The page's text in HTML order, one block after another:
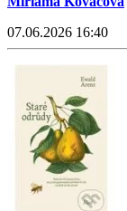
07.06.2026 16:40